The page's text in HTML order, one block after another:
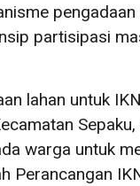
partisipasi
lahan untuk
warga untuk
Perancangan